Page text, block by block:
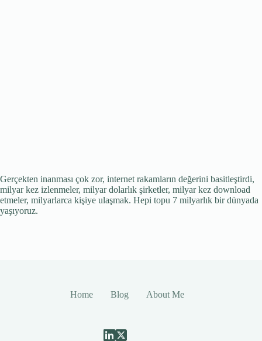
Gerçekten inanması çok zor, internet rakamların değerini basitleştirdi,
milyar kez izlenmeler, milyar dolarlık şirketler, milyar kez download
etmeler, milyarlarca kişiye ulaşmak. Hepi topu 7 milyarlık bir dünyada
yaşıyoruz.
Home Blog About Me